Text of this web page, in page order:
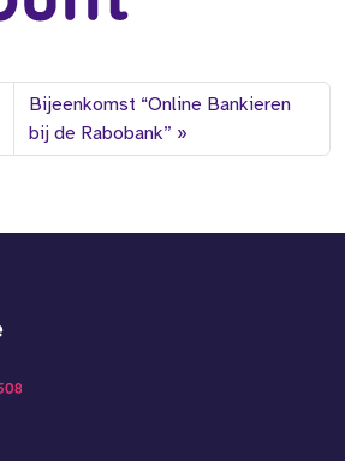
Bijeenkomst “Online Bankieren
bij de Rabobank”